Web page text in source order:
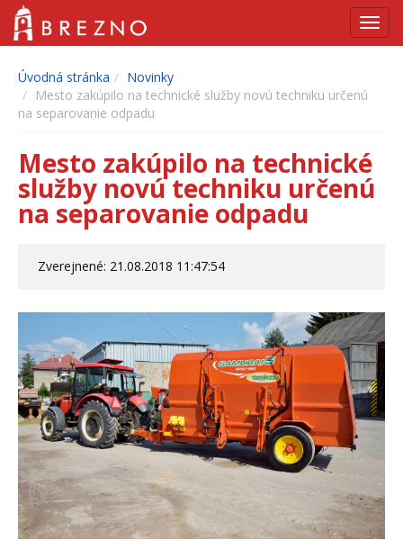
Úvodná stránka
Novinky
Mesto zakúpilo na technické služby novú techniku určenú
na separovanie odpadu
Mesto zakúpilo na technické
služby novú techniku určenú
na separovanie odpadu
Zverejnené: 21.08.2018 11:47:54